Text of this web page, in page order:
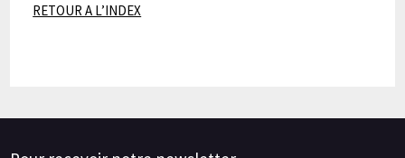
RETOUR A L’INDEX